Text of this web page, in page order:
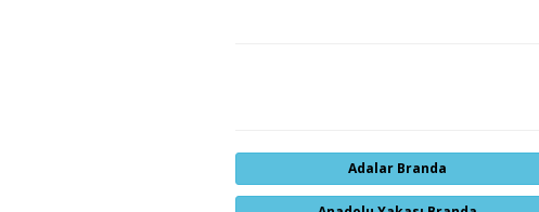
Adalar Branda